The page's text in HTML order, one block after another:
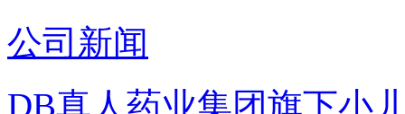
公司新闻
DB真人药业集团旗下小